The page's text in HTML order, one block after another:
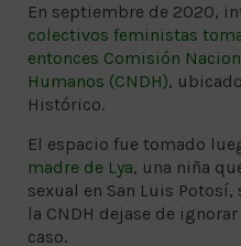
En septiembre de 2020,
colectivos feministas
entonces Comisión
Humanos (CNDH),
Histórico.
El espacio fue tomado
madre de Lya, una niña
sexual en San Luis
la CNDH dejase de
caso.